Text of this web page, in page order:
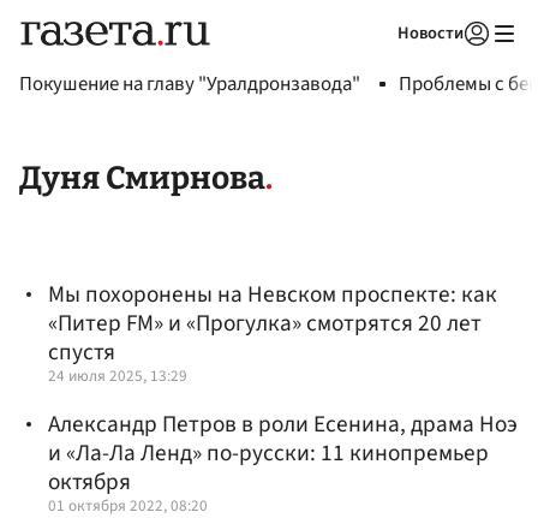
Новости
Покушение на главу "Уралдронзавода" Проблемы с
Дуня Смирнова
Мы похоронены на Невском проспекте: как
«Питер FM» и «Прогулка» смотрятся 20 лет
спустя
24 июля 2025, 13:29
Александр Петров в роли Есенина, драма Ноэ
и «Ла-Ла Ленд» по-русски: 11 кинопремьер
октября
01 октября 2022, 08:20